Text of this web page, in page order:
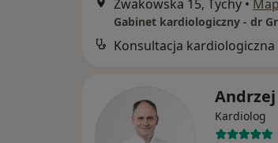
Żwakowska 15, Tychy •
Gabinet kardiologiczny - dr
Konsultacja kardiologiczna
Kardiolog